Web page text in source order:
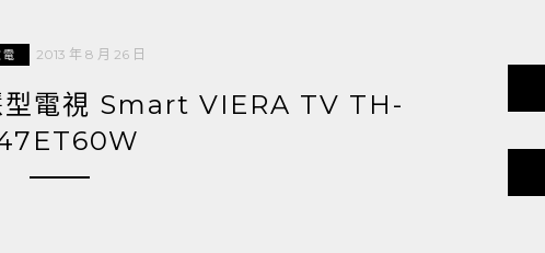
電 2013 年 8 月 26 日
電視 Smart VIERA TV TH-